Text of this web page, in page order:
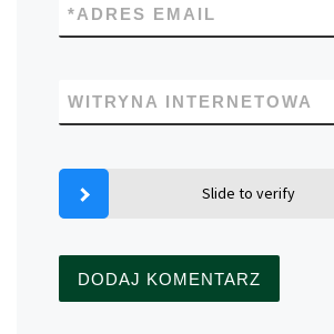
ADRES EMAIL
*
WITRYNA INTERNETOWA
Slide to verify